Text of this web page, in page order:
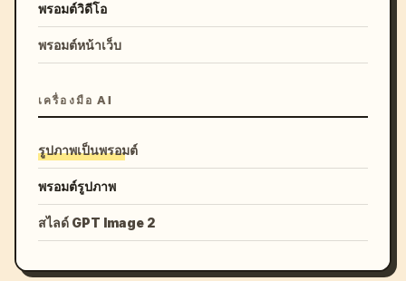
พรอมต์วิดีโอ
พรอมต์หน้าเว็บ
เครื่องมือ AI
รูปภาพเป็นพรอมต์
พรอมต์รูปภาพ
สไลด์ GPT Image 2